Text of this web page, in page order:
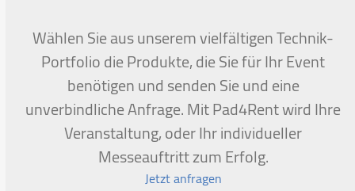
Wählen Sie aus unserem vielfältigen Technik-
Portfolio die Produkte, die Sie für Ihr Event
benötigen und senden Sie und eine
unverbindliche Anfrage. Mit Pad4Rent wird Ihre
Veranstaltung, oder Ihr individueller
Messeauftritt zum Erfolg.
Jetzt anfragen